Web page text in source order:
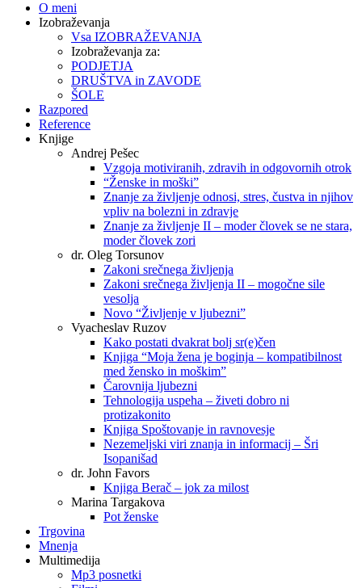
O meni
Izobraževanja
Vsa IZOBRAŽEVANJA
Izobraževanja za:
PODJETJA
DRUŠTVA in ZAVODE
ŠOLE
Razpored
Reference
Knjige
Andrej Pešec
Vzgoja motiviranih, zdravih in odgovornih otrok
“Ženske in moški”
Znanje za življenje odnosi, stres, čustva in njihov
vpliv na bolezni in zdravje
Znanje za življenje II – moder človek se ne stara,
moder človek zori
dr. Oleg Torsunov
Zakoni srečnega življenja
Zakoni srečnega življenja II – mogočne sile
vesolja
Novo “Življenje v ljubezni”
Vyacheslav Ruzov
Kako postati dvakrat bolj sr(e)čen
Knjiga “Moja žena je boginja – kompatibilnost
med žensko in moškim”
Čarovnija ljubezni
Tehnologija uspeha – živeti dobro ni
protizakonito
Knjiga Spoštovanje in ravnovesje
Nezemeljski viri znanja in informacij – Šri
Isopanišad
dr. John Favors
Knjiga Berač – jok za milost
Marina Targakova
Pot ženske
Trgovina
Mnenja
Multimedija
Mp3 posnetki